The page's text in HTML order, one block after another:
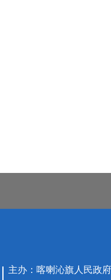
主办：喀喇沁旗人民政